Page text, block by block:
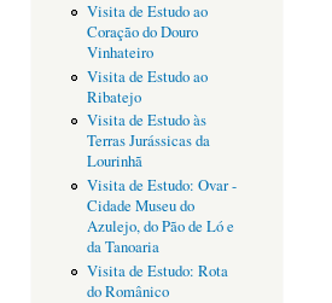
Visita de Estudo ao
Coração do Douro
Vinhateiro
Visita de Estudo ao
Ribatejo
Visita de Estudo às
Terras Jurássicas da
Lourinhã
Visita de Estudo: Ovar -
Cidade Museu do
Azulejo, do Pão de Ló e
da Tanoaria
Visita de Estudo: Rota
do Românico